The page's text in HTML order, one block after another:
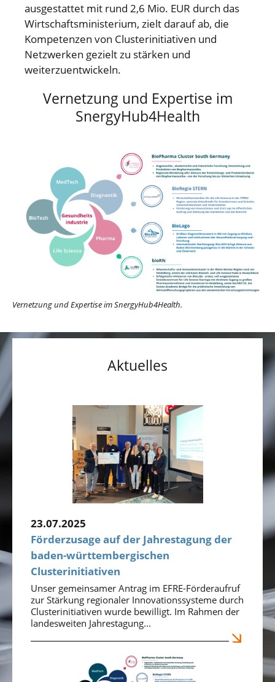
ausgestattet mit rund 2,6 Mio. EUR durch das
Wirtschaftsministerium, zielt darauf ab, die
Kompetenzen von Clusterinitiativen und
Netzwerken gezielt zu stärken und
weiterzuentwickeln.
Vernetzung und Expertise im
SnergyHub4Health
Vernetzung und Expertise im SnergyHub4Health.
Aktuelles
23.07.2025
Förderzusage auf der Jahrestagung der
baden-württembergischen
Clusterinitiativen
Unser gemeinsamer Antrag im EFRE-Förderaufruf
zur Stärkung regionaler Innovationssysteme durch
Clusterinitiativen wurde bewilligt. Im Rahmen der
landesweiten Jahrestagung...